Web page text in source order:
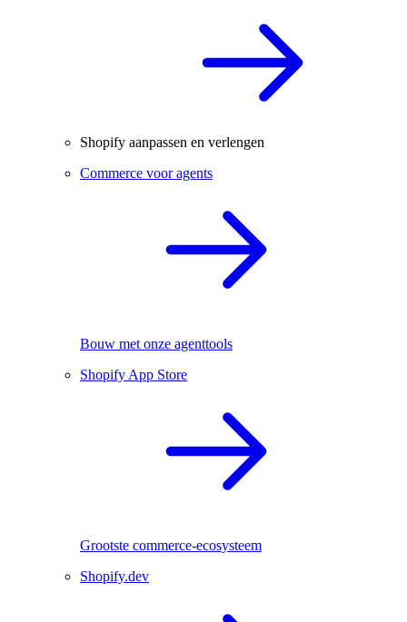
Shopify aanpassen en verlengen
Commerce voor agents
Bouw met onze agenttools
Shopify App Store
Grootste commerce-ecosysteem
Shopify.dev